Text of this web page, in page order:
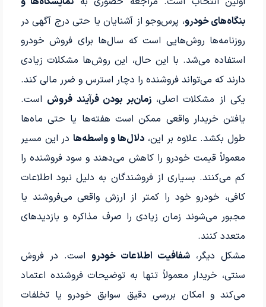
بنگاه‌های خودرو، پرس‌وجو از آشنایان یا حتی درج آگهی در
روزنامه‌ها روش‌هایی است که سال‌ها برای فروش خودرو
استفاده می‌شد. با این حال، این روش‌ها مشکلات زیادی
دارند که می‌تواند فروشنده را دچار استرس و ضرر مالی کند.
یکی از مشکلات اصلی،زمان‌بر بودن فرآیند فروش است.
یافتن خریدار واقعی ممکن است هفته‌ها یا حتی ماه‌ها
طول بکشد. علاوه بر این، دلال‌ها و واسطه‌هادر این مسیر
معمولاً قیمت خودرو را کاهش می‌دهند و سود فروشنده را
کم می‌کنند. بسیاری از فروشندگان به دلیل نبود اطلاعات
کافی، خودرو خود را کمتر از ارزش واقعی می‌فروشند یا
مجبور می‌شوند زمان زیادی را صرف مذاکره و بازدیدهای
متعدد کنند.
مشکل دیگر، شفافیت اطلاعات خودرو است. در فروش
سنتی، خریدار معمولاً تنها به توضیحات فروشنده اعتماد
می‌کند و امکان بررسی دقیق سوابق خودرو یا تخلفات